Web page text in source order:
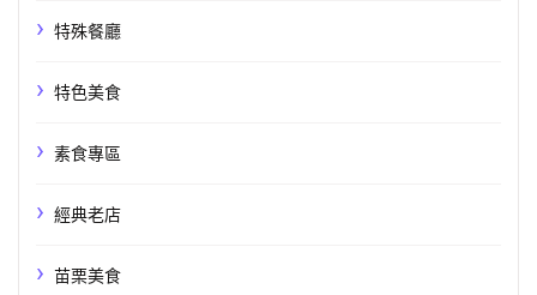
特殊餐廳
特色美食
素食專區
經典老店
苗栗美食